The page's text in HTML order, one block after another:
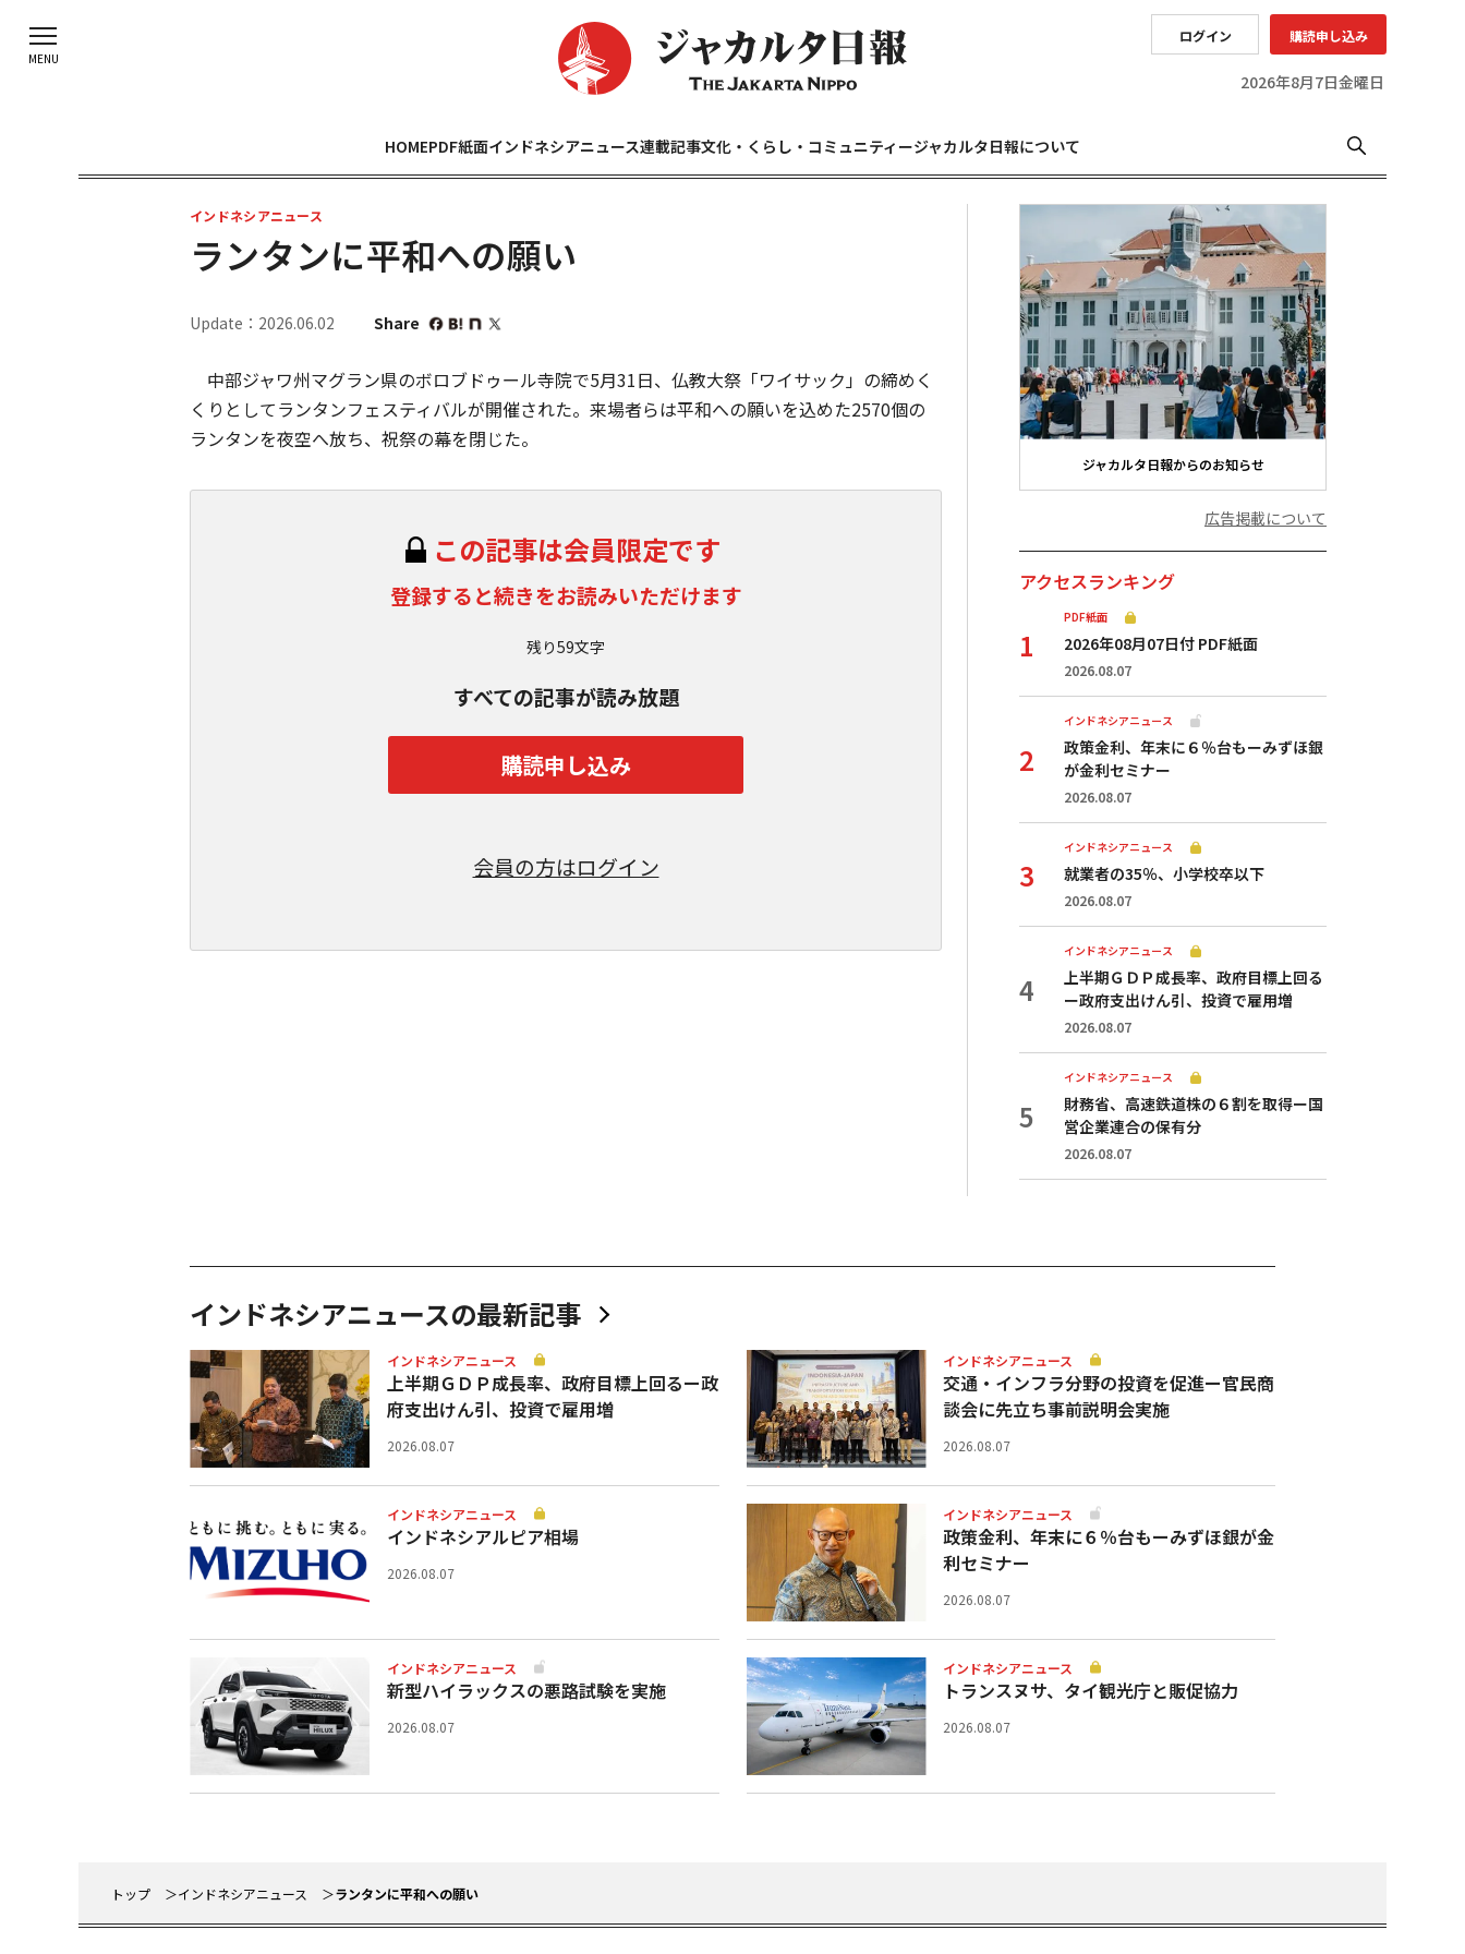
ログイン 購読申し込み
2026年8月7日金曜日
HOMEPDF紙面インドネシアニュース連載記事文化・くらし・コミュニティージャカルタ日報について
インドネシアニュース
ランタンに平和への願い
Update：2026.06.02 Share
中部ジャワ州マグラン県のボロブドゥール寺院で5月31日、仏教大祭「ワイサック」の締めく
くりとしてランタンフェスティバルが開催された。来場者らは平和への願いを込めた2570個の
ランタンを夜空へ放ち、祝祭の幕を閉じた。
この記事は会員限定です
登録すると続きをお読みいただけます
残り59文字
すべての記事が読み放題
購読申し込み
会員の方はログイン
ジャカルタ日報からのお知らせ
広告掲載について
アクセスランキング
PDF紙面
2026年08月07日付 PDF紙面
2026.08.07
インドネシアニュース
政策金利、年末に６％台もーみずほ銀
が金利セミナー
2026.08.07
インドネシアニュース
就業者の35％、小学校卒以下
2026.08.07
インドネシアニュース
上半期ＧＤＰ成長率、政府目標上回る
ー政府支出けん引、投資で雇用増
2026.08.07
インドネシアニュース
財務省、高速鉄道株の６割を取得ー国
営企業連合の保有分
2026.08.07
インドネシアニュースの最新記事
インドネシアニュース
上半期ＧＤＰ成長率、政府目標上回るー政
府支出けん引、投資で雇用増
2026.08.07
インドネシアニュース
交通・インフラ分野の投資を促進ー官民商
談会に先立ち事前説明会実施
2026.08.07
インドネシアニュース
インドネシアルピア相場
2026.08.07
インドネシアニュース
政策金利、年末に６％台もーみずほ銀が金
利セミナー
2026.08.07
インドネシアニュース
新型ハイラックスの悪路試験を実施
2026.08.07
インドネシアニュース
トランスヌサ、タイ観光庁と販促協力
2026.08.07
トップ インドネシアニュース ランタンに平和への願い